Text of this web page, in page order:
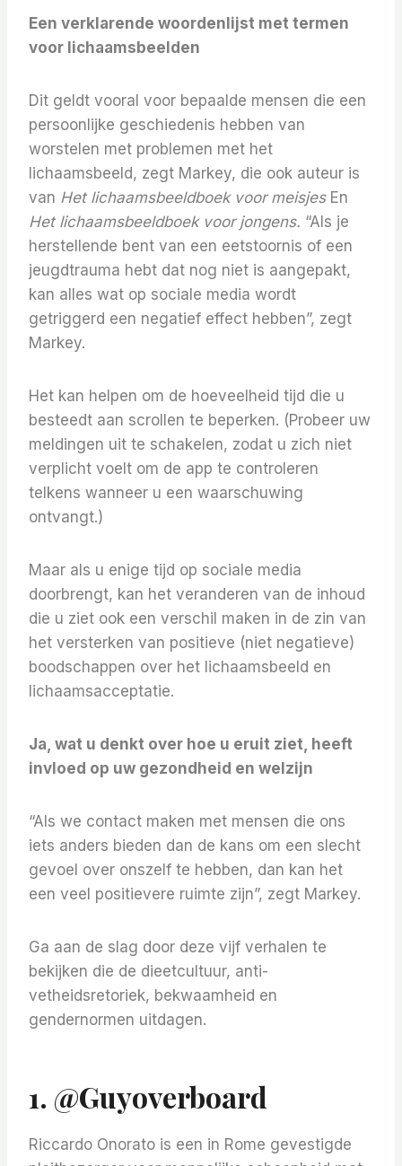
Een verklarende woordenlijst met termen
voor lichaamsbeelden
Dit geldt vooral voor bepaalde mensen die een
persoonlijke geschiedenis hebben van
worstelen met problemen met het
lichaamsbeeld, zegt Markey, die ook auteur is
van Het lichaamsbeeldboek voor meisjes En
Het lichaamsbeeldboek voor jongens. “Als je
herstellende bent van een eetstoornis of een
jeugdtrauma hebt dat nog niet is aangepakt,
kan alles wat op sociale media wordt
getriggerd een negatief effect hebben”, zegt
Markey.
Het kan helpen om de hoeveelheid tijd die u
besteedt aan scrollen te beperken. (Probeer uw
meldingen uit te schakelen, zodat u zich niet
verplicht voelt om de app te controleren
telkens wanneer u een waarschuwing
ontvangt.)
Maar als u enige tijd op sociale media
doorbrengt, kan het veranderen van de inhoud
die u ziet ook een verschil maken in de zin van
het versterken van positieve (niet negatieve)
boodschappen over het lichaamsbeeld en
lichaamsacceptatie.
Ja, wat u denkt over hoe u eruit ziet, heeft
invloed op uw gezondheid en welzijn
“Als we contact maken met mensen die ons
iets anders bieden dan de kans om een ​​slecht
gevoel over onszelf te hebben, dan kan het
een veel positievere ruimte zijn”, zegt Markey.
Ga aan de slag door deze vijf verhalen te
bekijken die de dieetcultuur, anti-
vetheidsretoriek, bekwaamheid en
gendernormen uitdagen.
1. @guyoverboard
Riccardo Onorato is een in Rome gevestigde